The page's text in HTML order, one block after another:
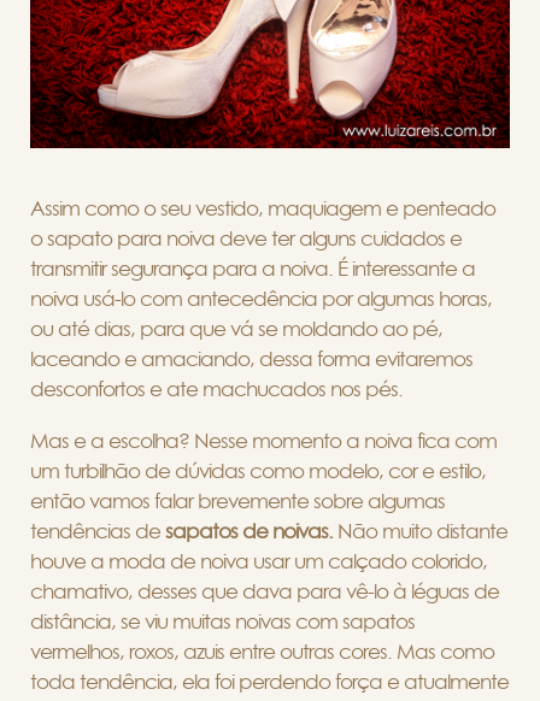
Assim como o seu vestido, maquiagem e penteado
o sapato para noiva deve ter alguns cuidados e
transmitir segurança para a noiva. É interessante a
noiva usá-lo com antecedência por algumas horas,
ou até dias, para que vá se moldando ao pé,
laceando e amaciando, dessa forma evitaremos
desconfortos e ate machucados nos pés.
Mas e a escolha? Nesse momento a noiva fica com
um turbilhão de dúvidas como modelo, cor e estilo,
então vamos falar brevemente sobre algumas
tendências de sapatos de noivas. Não muito distante
houve a moda de noiva usar um calçado colorido,
chamativo, desses que dava para vê-lo à léguas de
distância, se viu muitas noivas com sapatos
vermelhos, roxos, azuis entre outras cores. Mas como
toda tendência, ela foi perdendo força e atualmente